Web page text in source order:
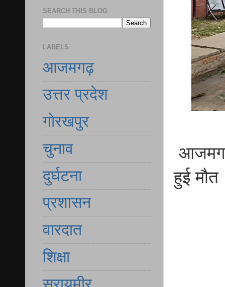
हुई मौत
SEARCH THIS BLOG
LABELS
आजमगढ़
उत्तर प्रदेश
गोरखपुर
चुनाव
दुर्घटना
प्रशासन
वारदात
शिक्षा